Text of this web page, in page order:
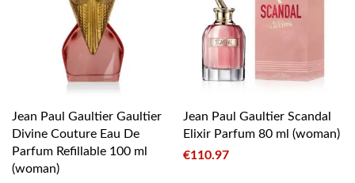
Jean Paul Gaultier Gaultier
Divine Couture Eau De
Parfum Refillable 100 ml
(woman)
Jean Paul Gaultier Scandal
Elixir Parfum 80 ml (woman)
€110.97